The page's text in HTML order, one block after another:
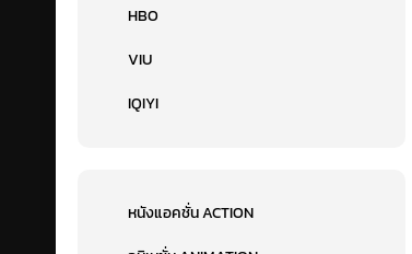
HBO
VIU
IQIYI
หนังแอคชั่น ACTION